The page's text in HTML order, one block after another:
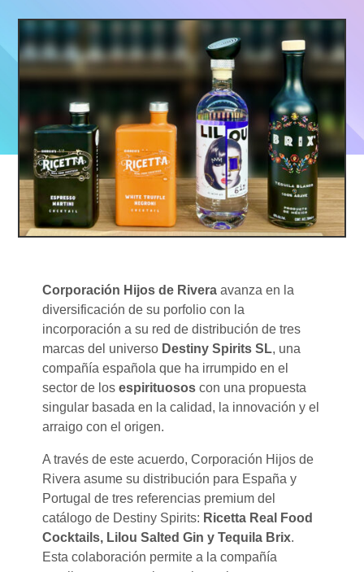
Corporación Hijos de Riveraavanza en la
diversificación de su porfolio con la
incorporación a su red de distribución de tres
marcas del universo Destiny Spirits SL, una
compañía española que ha irrumpido en el
sector de losespirituososcon una propuesta
singular basada en la calidad, la innovación y el
arraigo con el origen.
A través de este acuerdo, Corporación Hijos de
Rivera asume su distribución para España y
Portugal de tres referencias premium del
catálogo de Destiny Spirits: Ricetta Real Food
Cocktails, Lilou Salted Gin y Tequila Brix.
Esta colaboración permite a la compañía